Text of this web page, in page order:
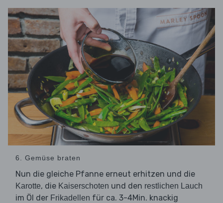
6. Gemüse braten
Nun die gleiche Pfanne erneut erhitzen und die
Karotte, die Kaiserschoten und den restlichen Lauch
im Öl der Frikadellen für ca. 3-4Min. knackig